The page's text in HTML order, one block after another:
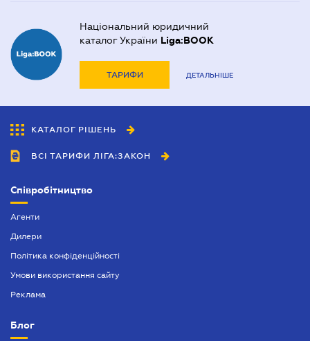
Національний юридичний
каталог України Liga:BOOK
ТАРИФИ ДЕТАЛЬНІШЕ
КАТАЛОГ РІШЕНЬ
ВСІ ТАРИФИ ЛІГА:ЗАКОН
Співробітництво
Агенти
Дилери
Політика конфіденційності
Умови використання сайту
Реклама
Блог